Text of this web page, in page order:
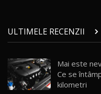
28
Noul
dotat /
29
ZEEKR 9X
CUM SE
33:40
ULTIMELE RECENZII
Mai este
Ce se
kilometri